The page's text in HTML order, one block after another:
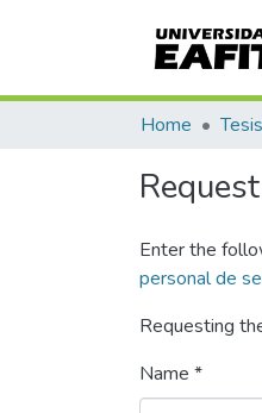
Home
Enter the
personal de
Requesting
Name *